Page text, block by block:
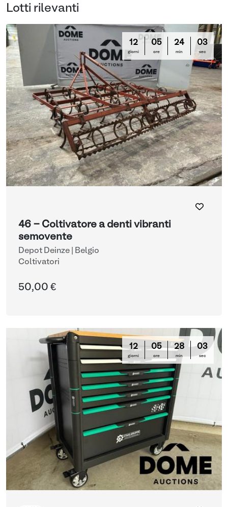
Lotti rilevanti
12
giorni
05
ore
24
min
03
sec
46 - Coltivatore a denti vibranti
semovente
Depot Deinze | Belgio
Coltivatori
50,00 €
12
giorni
05
ore
28
min
03
sec